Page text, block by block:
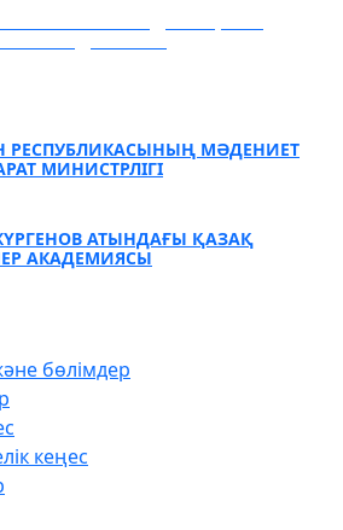
РЕСПУБЛИКАСЫНЫҢ МӘДЕНИЕТ
МИНИСТРЛІГІ
АТЫНДАҒЫ ҚАЗАҚ
АКАДЕМИЯСЫ
бөлімдер
кеңес